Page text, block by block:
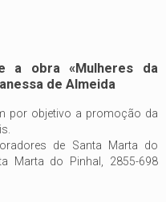
a obra «Mulheres da
de Almeida
por objetivo a promoção da
de Santa Marta do
Marta do Pinhal, 2855-698